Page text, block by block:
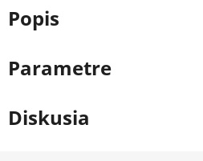
Popis
Parametre
Diskusia